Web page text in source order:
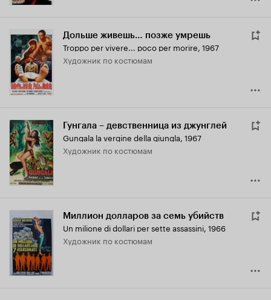
Дольше живешь… позже умрешь
Troppo per vivere... poco per morire, 1967
Художник по костюмам
Гунгала – девственница из джунглей
Gungala la vergine della giungla, 1967
Художник по костюмам
Миллион долларов за семь убийств
Un milione di dollari per sette assassini, 1966
Художник по костюмам